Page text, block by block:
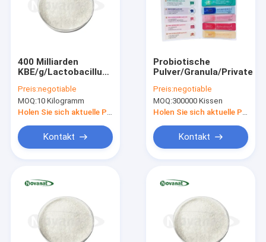
400 Milliarden
KBE/g/Lactobacillus
Preis:negotiable
MOQ:10 Kilogramm
Kontakt
Probiotische
Pulver/Granula/
Preis:negotiable
MOQ:300000 Kissen
Kontakt